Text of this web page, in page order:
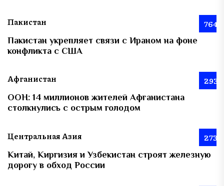
Пакистан 764
Пакистан укрепляет связи с Ираном на фоне
конфликта с США
Афганистан 293
ООН: 14 миллионов жителей Афганистана
столкнулись с острым голодом
Центральная Азия 273
Китай, Киргизия и Узбекистан строят железную
дорогу в обход России